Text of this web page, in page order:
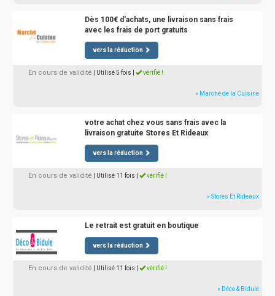
Dès 100€ d'achats, une livraison sans frais
avec les frais de port gratuits
vers la réduction
En cours de validité | Utilisé 5 fois vérifié !
» Marché de la Cuisine
votre achat chez vous sans frais avec la
livraison gratuite Stores Et Rideaux
vers la réduction
En cours de validité | Utilisé 11 fois vérifié !
» Stores Et Rideaux
Le retrait est gratuit en boutique
vers la réduction
En cours de validité | Utilisé 11 fois vérifié !
» Déco & Bidule